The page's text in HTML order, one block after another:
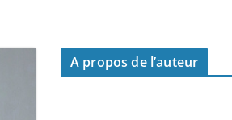
A propos de l’auteur